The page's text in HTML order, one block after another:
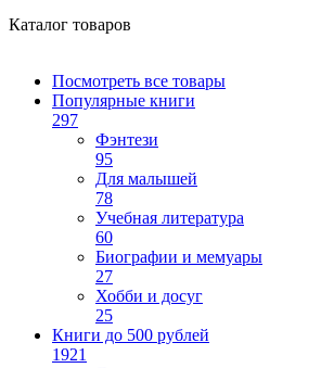
Каталог товаров
Посмотреть все товары
Популярные книги
297
Фэнтези
95
Для малышей
78
Учебная литература
60
Биографии и мемуары
27
Хобби и досуг
25
Книги до 500 рублей
1921